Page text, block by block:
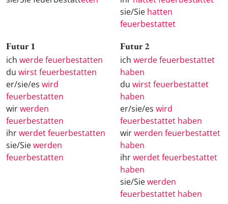
sie/Sie hatten
feuerbestattet
Futur 1
ich werde feuerbestatten
du wirst feuerbestatten
er/sie/es wird
feuerbestatten
wirwerden
feuerbestatten
ihrwerdet feuerbestatten
sie/Siewerden
feuerbestatten
Futur 2
ich werde feuerbestattet
haben
du wirst feuerbestattet
haben
er/sie/es wird
feuerbestattet haben
wirwerden feuerbestattet
haben
ihrwerdet feuerbestattet
haben
sie/Siewerden
feuerbestattet haben